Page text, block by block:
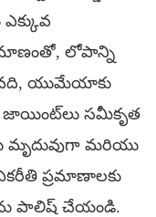
లోపాన్ని
యుమేయాకు
జాయింట్‌లు సమీకృత
మృదువుగా మరియు
ప్రమాణాలకు
పాలిష్ చేయండి.